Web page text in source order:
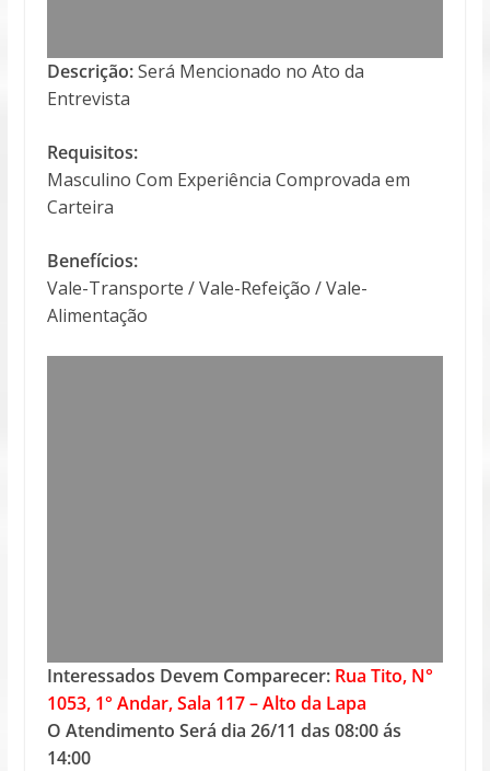
Descrição:Será Mencionado no Ato da
Entrevista
Requisitos:
Masculino Com Experiência Comprovada em
Carteira
Benefícios:
Vale-Transporte / Vale-Refeição / Vale-
Alimentação
Interessados Devem Comparecer: Rua Tito, N°
1053, 1° Andar, Sala 117 – Alto da Lapa
O Atendimento Será dia 26/11 das 08:00 ás
14:00